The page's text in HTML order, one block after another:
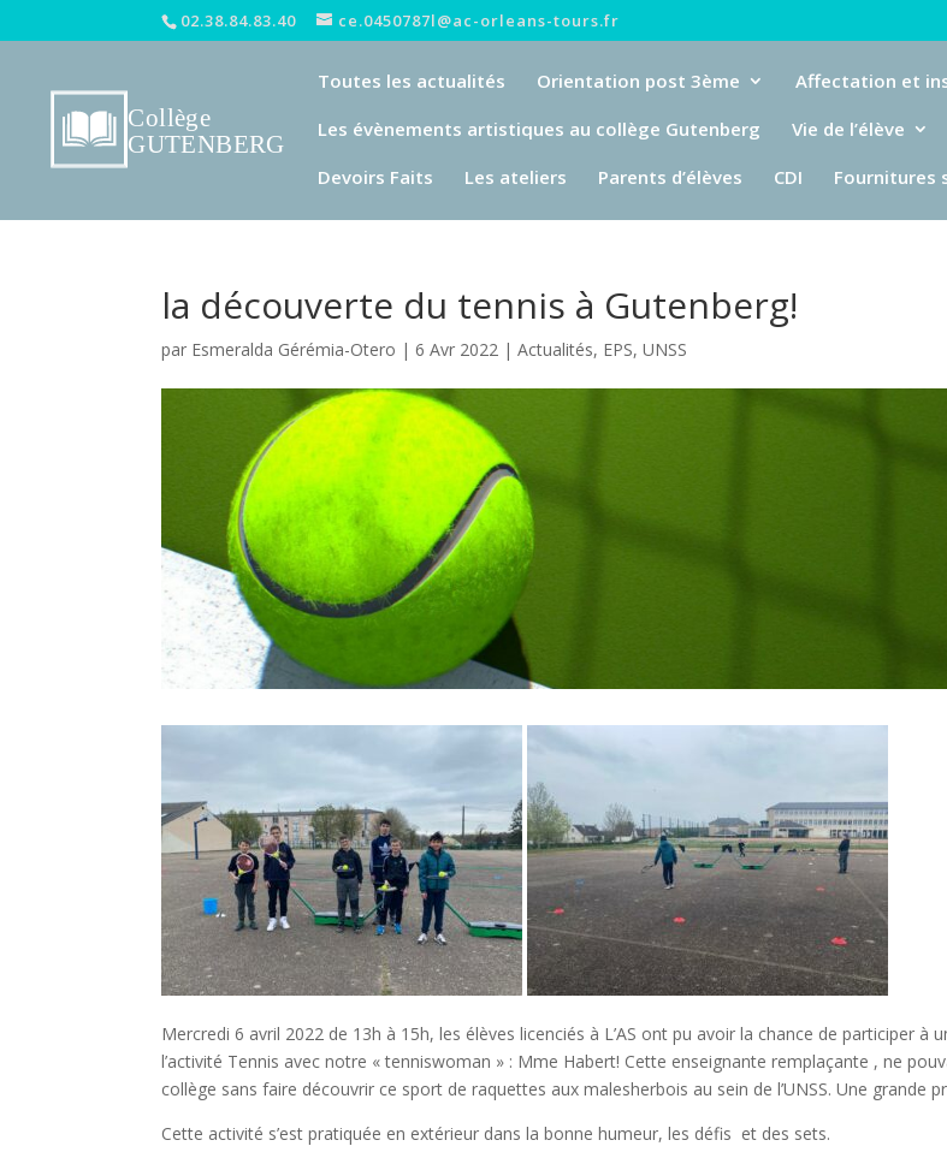
02.38.84.83.40 ce.0450787l@ac-orleans-tours.fr
Toutes les actualités Orientation post 3ème Affectation et
Les évènements artistiques au collège Gutenberg
Vie de l’élève
Devoirs Faits
Les ateliers Parents d’élèves CDI Fournitures
la découverte du tennis à Gutenberg!
par Esmeralda Gérémia-Otero |6 Avr 2022 |Actualités, EPS,UNSS
Mercredi 6 avril 2022 de 13h à 15h, les élèves licenciés à L’AS ont pu avoir la chance de participer à
l’activité Tennis avec notre « tenniswoman » : Mme Habert! Cette enseignante remplaçante , ne
collège sans faire découvrir ce sport de raquettes aux malesherbois au sein de l’UNSS. Une grande
Cette activité s’est pratiquée en extérieur dans la bonne humeur, les défis et des sets.